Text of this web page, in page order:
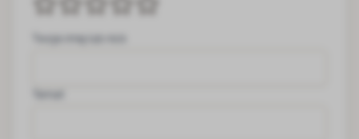
Twoje imię lub nick
Temat